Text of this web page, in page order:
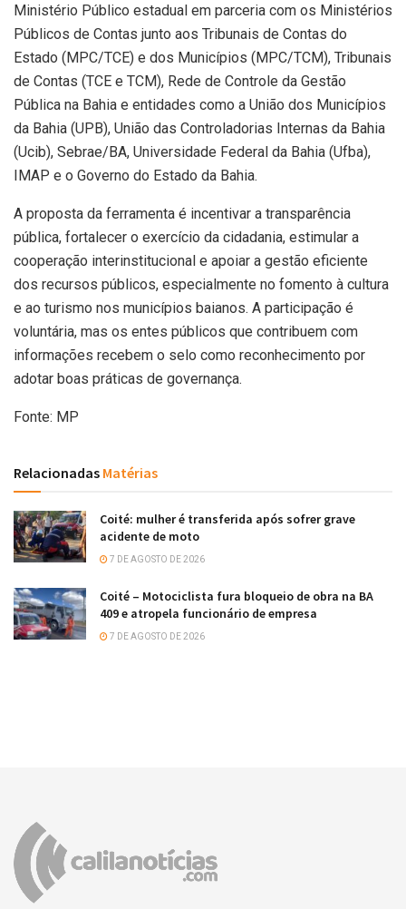
Ministério Público estadual em parceria com os Ministérios
Públicos de Contas junto aos Tribunais de Contas do
Estado (MPC/TCE) e dos Municípios (MPC/TCM), Tribunais
de Contas (TCE e TCM), Rede de Controle da Gestão
Pública na Bahia e entidades como a União dos Municípios
da Bahia (UPB), União das Controladorias Internas da Bahia
(Ucib), Sebrae/BA, Universidade Federal da Bahia (Ufba),
IMAP e o Governo do Estado da Bahia.
A proposta da ferramenta é incentivar a transparência
pública, fortalecer o exercício da cidadania, estimular a
cooperação interinstitucional e apoiar a gestão eficiente
dos recursos públicos, especialmente no fomento à cultura
e ao turismo nos municípios baianos. A participação é
voluntária, mas os entes públicos que contribuem com
informações recebem o selo como reconhecimento por
adotar boas práticas de governança.
Fonte: MP
Relacionadas Matérias
Coité: mulher é transferida após sofrer grave
acidente de moto
7 DE AGOSTO DE 2026
Coité – Motociclista fura bloqueio de obra na BA
409 e atropela funcionário de empresa
7 DE AGOSTO DE 2026